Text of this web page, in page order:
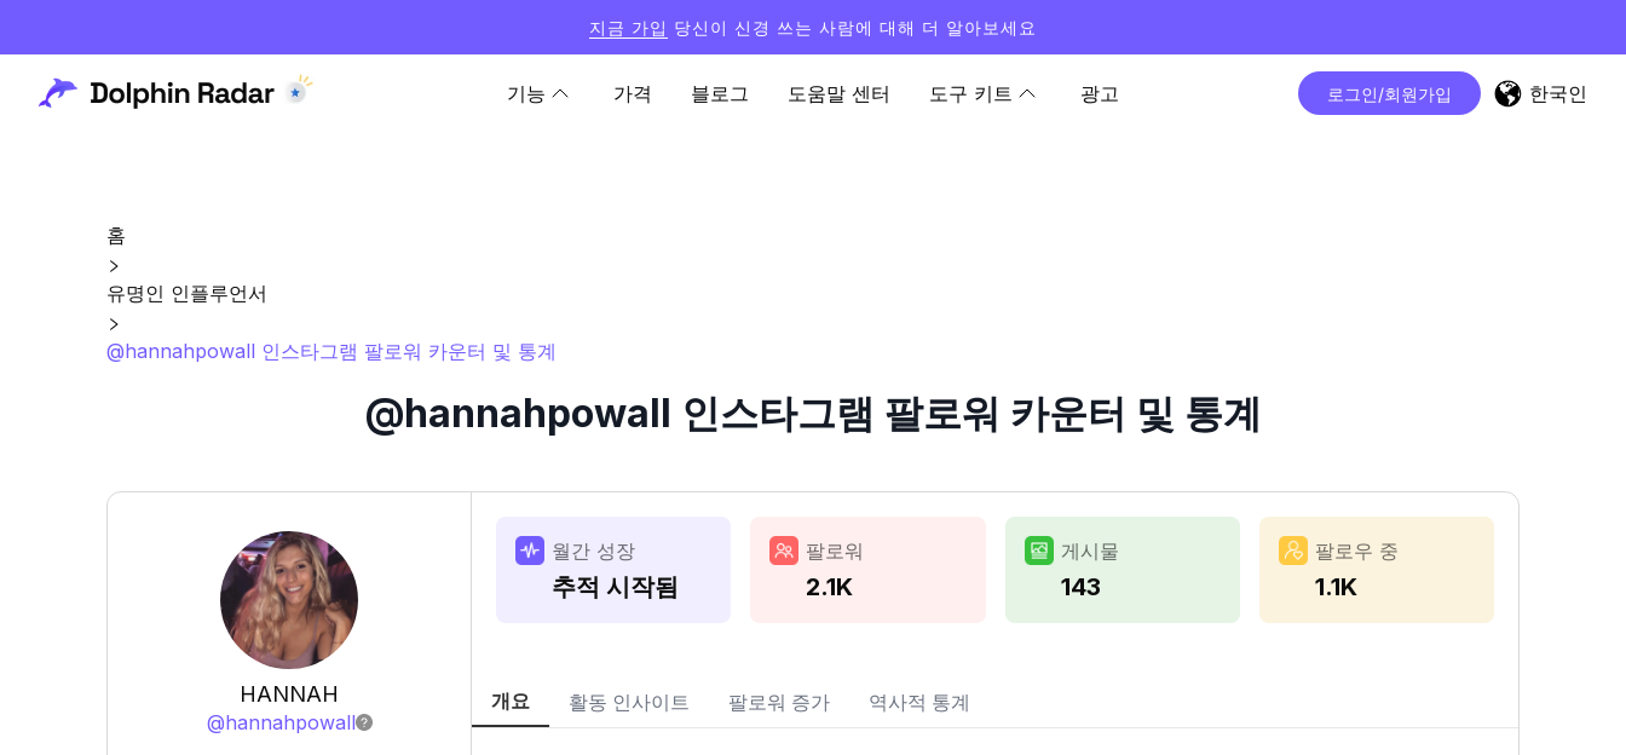
지금 가입 당신이 신경 쓰는 사람에 대해 더 알아보세요
기능 가격 블로그 도움말 센터 도구 키트 광고 로그인/회원가입 한국인
홈
유명인 인플루언서
@hannahpowall 인스타그램 팔로워 카운터 및 통계
@hannahpowall 인스타그램 팔로워 카운터 및 통계
HANNAH
@hannahpowall
월간 성장
추적 시작됨
팔로워
2.1K
게시물
143
팔로우 중
1.1K
개요 활동 인사이트 팔로워 증가 역사적 통계